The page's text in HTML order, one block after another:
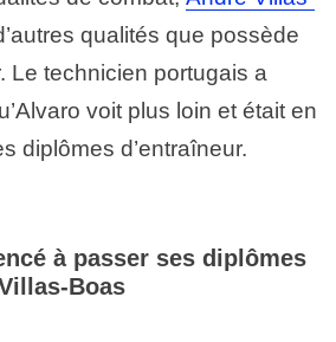
qualités que possède
Le technicien portugais a
voit plus loin et était en
diplômes d’entraîneur.
à passer ses diplômes
Boas